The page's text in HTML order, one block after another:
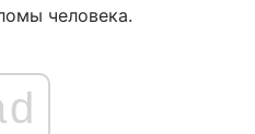
человека.